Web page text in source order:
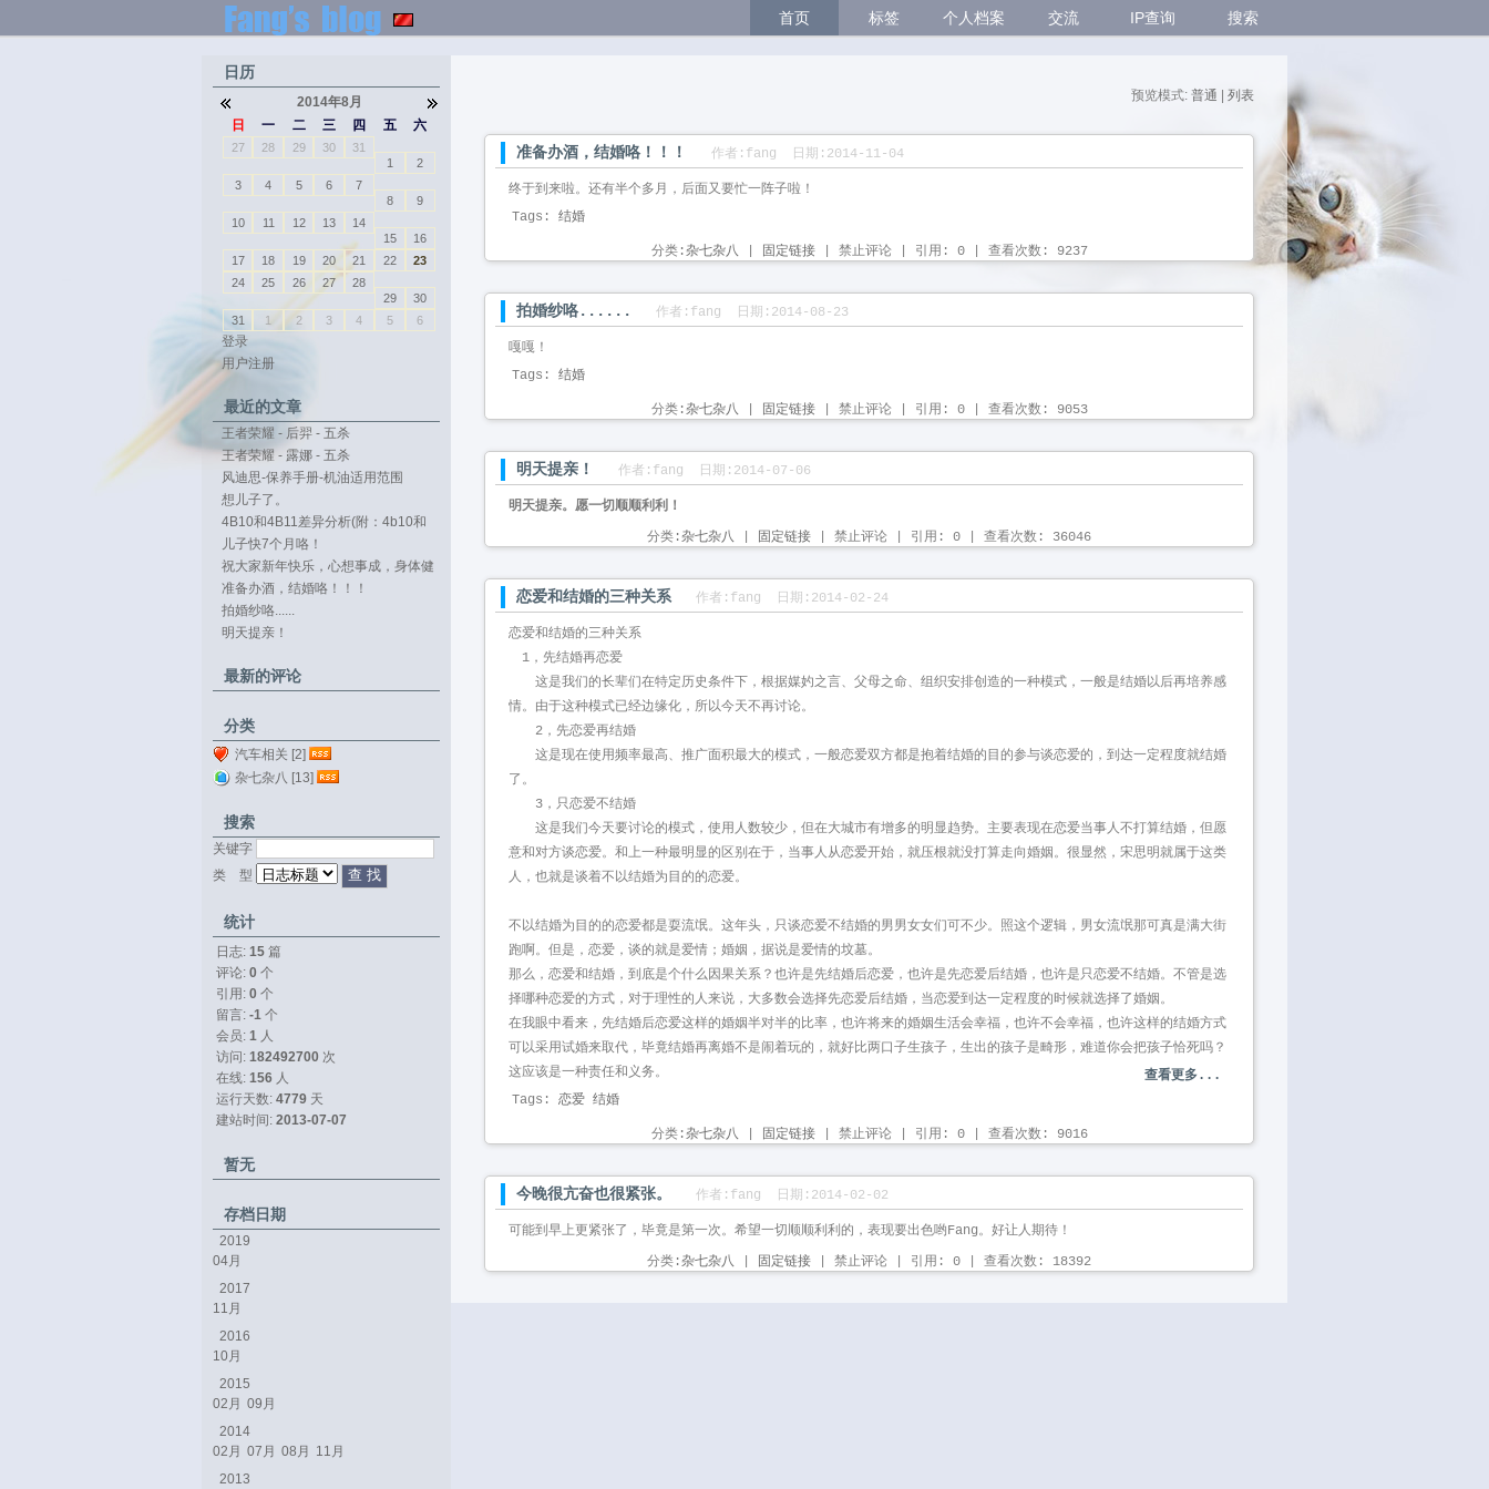
首页 标签 个人档案 交流 IP查询 搜索
预览模式: 普通 列表
准备办酒，结婚咯！！！ 作者:fang 日期:2014-11-04
终于到来啦。还有半个多月，后面又要忙一阵子啦！
Tags: 结婚
分类:杂七杂八| 固定链接| 禁止评论 | 引用: 0 | 查看次数: 9237
拍婚纱咯...... 作者:fang 日期:2014-08-23
嘎嘎！
Tags: 结婚
分类:杂七杂八| 固定链接| 禁止评论 | 引用: 0 | 查看次数: 9053
明天提亲！ 作者:fang 日期:2014-07-06
明天提亲。愿一切顺顺利利！
分类:杂七杂八 固定链接 | 禁止评论 | 引用: 0 | 查看次数: 36046
恋爱和结婚的三种关系 作者:fang 日期:2014-02-24
恋爱和结婚的三种关系
1，先结婚再恋爱
这是我们的长辈们在特定历史条件下，根据媒妁之言、父母之命、组织安排创造的一种模式，一般是结婚以后再培养感
情。由于这种模式已经边缘化，所以今天不再讨论。
2，先恋爱再结婚
这是现在使用频率最高、推广面积最大的模式，一般恋爱双方都是抱着结婚的目的参与谈恋爱的，到达一定程度就结婚
了。
3，只恋爱不结婚
这是我们今天要讨论的模式，使用人数较少，但在大城市有增多的明显趋势。主要表现在恋爱当事人不打算结婚，但愿
意和对方谈恋爱。和上一种最明显的区别在于，当事人从恋爱开始，就压根就没打算走向婚姻。很显然，宋思明就属于这类
人，也就是谈着不以结婚为目的的恋爱。
不以结婚为目的的恋爱都是耍流氓。这年头，只谈恋爱不结婚的男男女女们可不少。照这个逻辑，男女流氓那可真是满大街
跑啊。但是，恋爱，谈的就是爱情；婚姻，据说是爱情的坟墓。
那么，恋爱和结婚，到底是个什么因果关系？也许是先结婚后恋爱，也许是先恋爱后结婚，也许是只恋爱不结婚。不管是选
择哪种恋爱的方式，对于理性的人来说，大多数会选择先恋爱后结婚，当恋爱到达一定程度的时候就选择了婚姻。
在我眼中看来，先结婚后恋爱这样的婚姻半对半的比率，也许将来的婚姻生活会幸福，也许不会幸福，也许这样的结婚方式
可以采用试婚来取代，毕竟结婚再离婚不是闹着玩的，就好比两口子生孩子，生出的孩子是畸形，难道你会把孩子恰死吗？
这应该是一种责任和义务。
查看更多...
Tags: 恋爱 结婚
分类:杂七杂八| 固定链接| 禁止评论 | 引用: 0 | 查看次数: 9016
今晚很亢奋也很紧张。 作者:fang 日期:2014-02-02
可能到早上更紧张了，毕竟是第一次。希望一切顺顺利利的，表现要出色哟Fang。好让人期待！
分类:杂七杂八 固定链接 | 禁止评论 | 引用: 0 | 查看次数: 18392
日历
2014年8月
日
一 二 三 四 五 六
27 28 29 30
31
1
2
3
4 5 6
7
8
9
10
11 12 13
14
15
16
17
18 19 20 21 22
23
24
25 26 27
28
29
30
31
1 2 3 4 5 6
登录
用户注册
最近的文章
王者荣耀 - 后羿 - 五杀
王者荣耀 - 露娜 - 五杀
风迪思-保养手册-机油适用范围
想儿子了。
4B10和4B11差异分析(附：4b10和
4b11...
儿子快7个月咯！
祝大家新年快乐，心想事成，身体健
康。
准备办酒，结婚咯！！！
拍婚纱咯......
明天提亲！
最新的评论
分类
汽车相关 [2]
杂七杂八 [13]
搜索
关键字
类 型
统计
日志: 15 篇
评论: 0 个
引用: 0 个
留言: -1 个
会员: 1 人
访问: 182492700 次
在线: 156 人
运行天数: 4779 天
建站时间: 2013-07-07
暂无
存档日期
2019
04月
2017
11月
2016
10月
2015
02月 09月
2014
02月 07月 08月
11月
2013